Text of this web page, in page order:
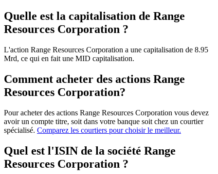
Quelle est la capitalisation de Range
Resources Corporation ?
L'action Range Resources Corporation a une capitalisation de 8.95
Mrd, ce qui en fait une MID capitalisation.
Comment acheter des actions Range
Resources Corporation?
Pour acheter des actions Range Resources Corporation vous devez
avoir un compte titre, soit dans votre banque soit chez un courtier
spécialisé. Comparez les courtiers pour choisir le meilleur.
Quel est l'ISIN de la société Range
Resources Corporation ?